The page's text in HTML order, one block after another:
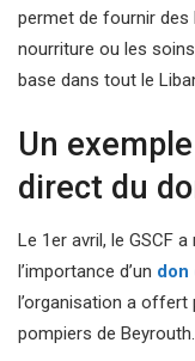
permet de fournir des
nourriture ou les
base dans tout le
Un
direct du
Le 1er avril, le GSCF
l’importance d’un don
l’organisation a offert
pompiers de Beyrouth.